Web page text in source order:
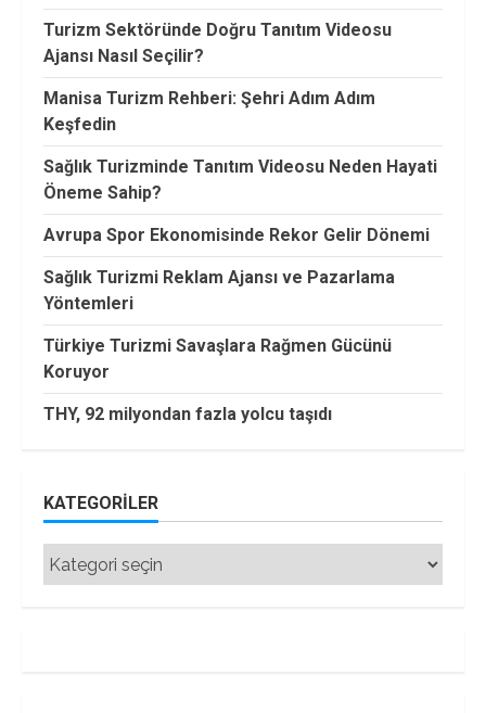
Turizm Sektöründe Doğru Tanıtım Videosu
Ajansı Nasıl Seçilir?
Manisa Turizm Rehberi: Şehri Adım Adım
Keşfedin
Sağlık Turizminde Tanıtım Videosu Neden Hayati
Öneme Sahip?
Avrupa Spor Ekonomisinde Rekor Gelir Dönemi
Sağlık Turizmi Reklam Ajansı ve Pazarlama
Yöntemleri
Türkiye Turizmi Savaşlara Rağmen Gücünü
Koruyor
THY, 92 milyondan fazla yolcu taşıdı
KATEGORILER
Kategoriler